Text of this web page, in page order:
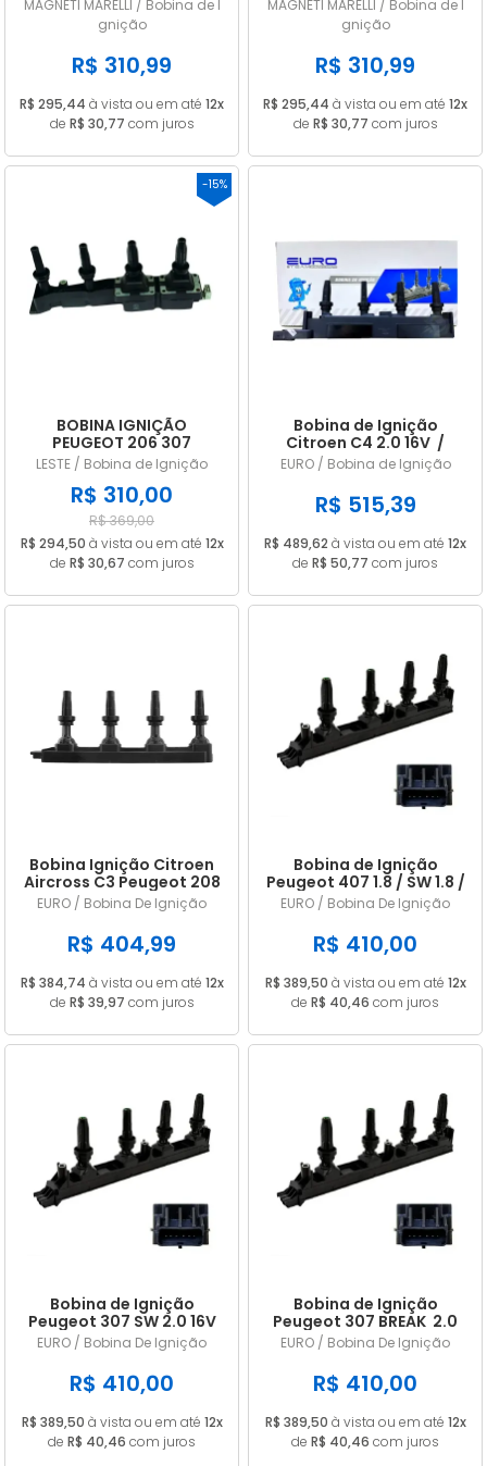
245097
MAGNETI MARELLI / Bobina de I
gnição
R$ 310,99
R$ 295,44 à vista ou em até 12x
de R$ 30,77 com juros
MAGNETI MARELLI / Bobina de I
gnição
R$ 310,99
R$ 295,44 à vista ou em até 12x
de R$ 30,77 com juros
-15%
BOBINA IGNIÇÃO
PEUGEOT 206 307
CITROEN XSARA 1.6 16V
LESTE / Bobina de Ignição
R$ 310,00
R$ 369,00
R$ 294,50 à vista ou em até 12x
de R$ 30,67 com juros
Bobina de Ignição
Citroen C4 2.0 16V /
Xsara Picasso 2.0 16V
após ano 2005/...
9634131480
EURO / Bobina de Ignição
R$ 515,39
R$ 489,62 à vista ou em até 12x
de R$ 50,77 com juros
Bobina Ignição Citroen
Aircross C3 Peugeot 208
308 1.6 16v 9800251580
EURO / Bobina De Ignição
R$ 404,99
R$ 384,74 à vista ou em até 12x
de R$ 39,97 com juros
Bobina de Ignição
Peugeot 407 1.8 / SW 1.8 /
2.0 / SW 2.0 16V ano
2005/... em diante
215977164
EURO / Bobina De Ignição
R$ 410,00
R$ 389,50 à vista ou em até 12x
de R$ 40,46 com juros
Bobina de Ignição
Peugeot 307 SW 2.0 16V
ano 2005/... em diante 6
Pinos 215977164
EURO / Bobina De Ignição
R$ 410,00
R$ 389,50 à vista ou em até 12x
de R$ 40,46 com juros
Bobina de Ignição
Peugeot 307 BREAK 2.0
16V ano 2005/... em
diante 6 Pinos 215977164
EURO / Bobina De Ignição
R$ 410,00
R$ 389,50 à vista ou em até 12x
de R$ 40,46 com juros